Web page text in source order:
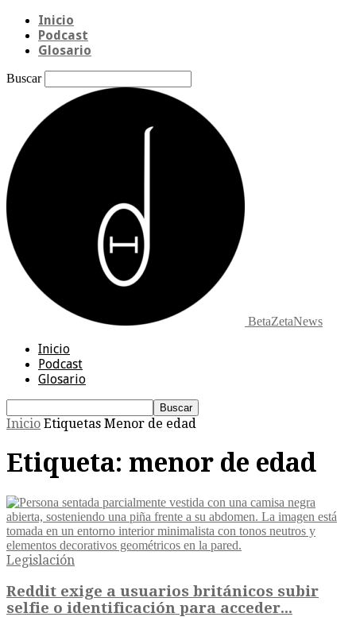
Inicio
Podcast
Glosario
Buscar
BetaZetaNews
Inicio
Podcast
Glosario
Inicio Etiquetas Menor de edad
Etiqueta: menor de edad
Legislación
Reddit exige a usuarios británicos subir
selfie o identificación para acceder...